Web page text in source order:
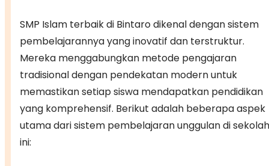
SMP Islam terbaik di Bintaro dikenal dengan sistem
pembelajarannya yang inovatif dan terstruktur.
Mereka menggabungkan metode pengajaran
tradisional dengan pendekatan modern untuk
memastikan setiap siswa mendapatkan pendidikan
yang komprehensif. Berikut adalah beberapa aspek
utama dari sistem pembelajaran unggulan di sekolah
ini: